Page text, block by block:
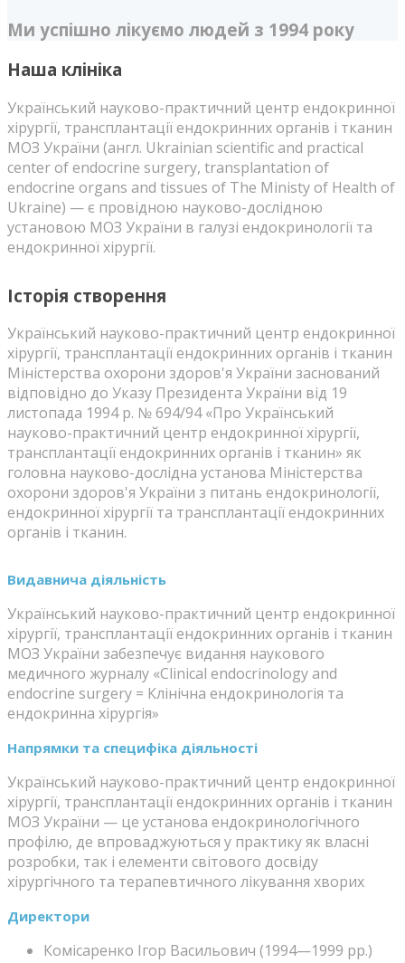
Ми успішно лікуємо людей з 1994 року
Наша клініка
Український науково-практичний центр ендокринної
хірургії, трансплантації ендокринних органів і тканин
МОЗ України (англ. Ukrainian scientific and practical
center of endocrine surgery, transplantation of
endocrine organs and tissues of The Ministy of Health of
Ukraine) — є провідною науково-дослідною
установою МОЗ України в галузі ендокринології та
ендокринної хірургії.
Історія створення
Український науково-практичний центр ендокринної
хірургії, трансплантації ендокринних органів і тканин
Міністерства охорони здоров'я України заснований
відповідно до Указу Президента України від 19
листопада 1994 р. № 694/94 «Про Український
науково-практичний центр ендокринної хірургії,
трансплантації ендокринних органів і тканин» як
головна науково-дослідна установа Міністерства
охорони здоров'я України з питань ендокринології,
ендокринної хірургії та трансплантації ендокринних
органів і тканин.
Видавнича діяльність
Український науково-практичний центр ендокринної
хірургії, трансплантації ендокринних органів і тканин
МОЗ України забезпечує видання наукового
медичного журналу «Clinical endocrinology and
endocrine surgery = Клінічна ендокринологія та
ендокринна хірургія»
Напрямки та специфіка діяльності
Український науково-практичний центр ендокринної
хірургії, трансплантації ендокринних органів і тканин
МОЗ України — це установа ендокринологічного
профілю, де впроваджуються у практику як власні
розробки, так і елементи світового досвіду
хірургічного та терапевтичного лікування хворих
Директори
Комісаренко Ігор Васильович (1994—1999 рр.)